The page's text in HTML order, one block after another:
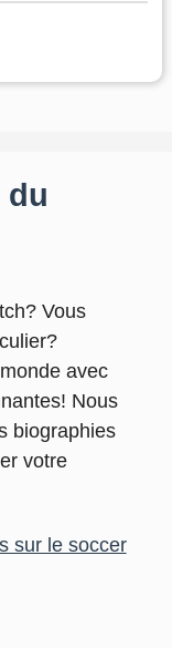
du
Vous
avec
Nous
biographies
votre
sur le soccer